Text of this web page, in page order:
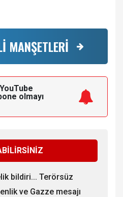
MANŞETLERİ
olmayı
bildiri... Terörsüz
ve Gazze mesajı